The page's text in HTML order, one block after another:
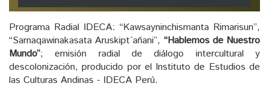
audio
Programa Radial IDECA: “Kawsayninchismanta Rimarisun”,
“Sarnaqawinakasata Aruskipt´añani”, “Hablemos de Nuestro
Mundo”; emisión radial de diálogo intercultural y
descolonización, producido por el Instituto de Estudios de
las Culturas Andinas - IDECA Perú.